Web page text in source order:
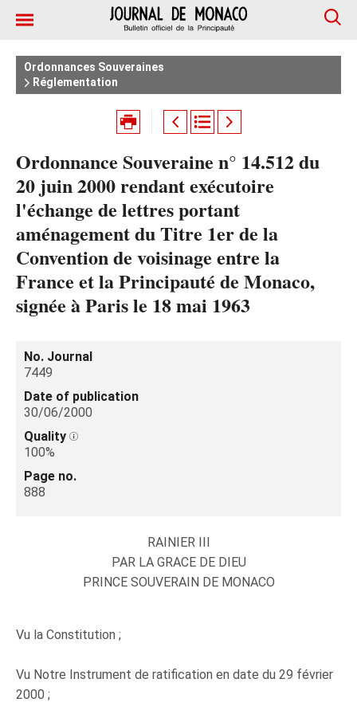
Ordonnances Souveraines
Réglementation
Ordonnance Souveraine n° 14.512 du
20 juin 2000 rendant exécutoire
l'échange de lettres portant
aménagement du Titre 1er de la
Convention de voisinage entre la
France et la Principauté de Monaco,
signée à Paris le 18 mai 1963
No. Journal
7449
Date of publication
30/06/2000
Quality
100%
Page no.
888
RAINIER III
PAR LA GRACE DE DIEU
PRINCE SOUVERAIN DE MONACO
Vu la Constitution ;
Vu Notre Instrument de ratification en date du 29 février
2000 ;